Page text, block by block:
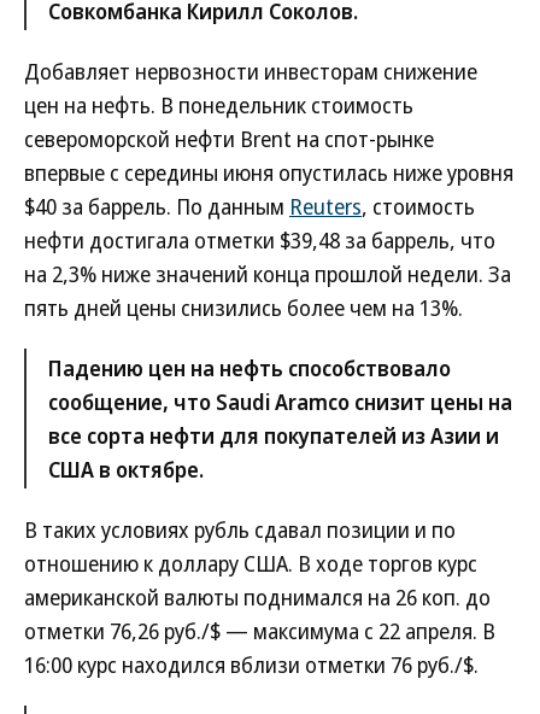
Совкомбанка Кирилл Соколов.
Добавляет нервозности инвесторам снижение
цен на нефть. В понедельник стоимость
североморской нефти Brent на спот-рынке
впервые с середины июня опустилась ниже уровня
$40 за баррель. По данным Reuters, стоимость
нефти достигала отметки $39,48 за баррель, что
на 2,3% ниже значений конца прошлой недели. За
пять дней цены снизились более чем на 13%.
Падению цен на нефть способствовало
сообщение, что Saudi Aramco снизит цены на
все сорта нефти для покупателей из Азии и
США в октябре.
В таких условиях рубль сдавал позиции и по
отношению к доллару США. В ходе торгов курс
американской валюты поднимался на 26 коп. до
отметки 76,26 руб./$ — максимума с 22 апреля. В
16:00 курс находился вблизи отметки 76 руб./$.